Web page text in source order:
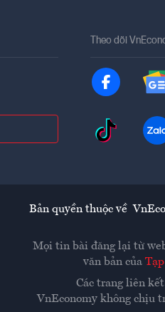
Theo dõi
Bản quyền thuộc về
Mọi tin bài đăng lại từ
văn bản của
Các trang liên kết
VnEconomy không chịu